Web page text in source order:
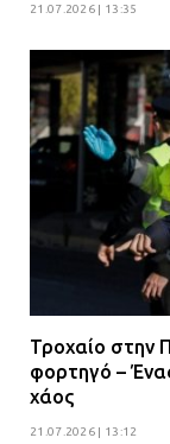
21.07.2026 | 13:35
Τροχαίο στην
φορτηγό –
χάος
21.07.2026 | 13:12